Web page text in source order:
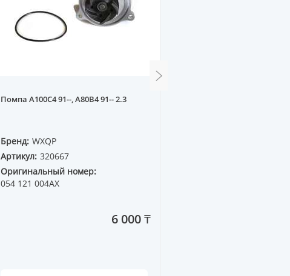
Помпа A100C4 91--, A80B4 91-- 2.3
Бренд: WXQP
Артикул: 320667
Оригинальный номер:
054 121 004AX
6 000 ₸